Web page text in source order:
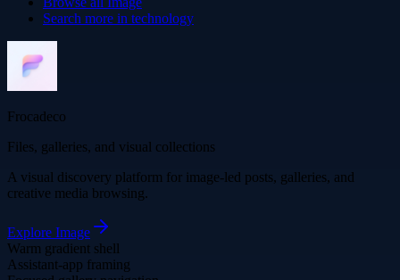
Search more in technology
Frocadeco
Files, galleries, and visual collections
A visual discovery platform for image-led posts, galleries, and
creative media browsing.
Explore Image
Warm gradient shell
Assistant-app framing